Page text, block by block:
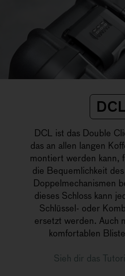
DCL ist das Double
das an allen langen
montiert werden kann,
die Bequemlichkeit
Doppelmechanismen
dieses Schloss kann
Schlüssel- oder
ersetzt werden. Auch
komfortablen
Sieh dir das